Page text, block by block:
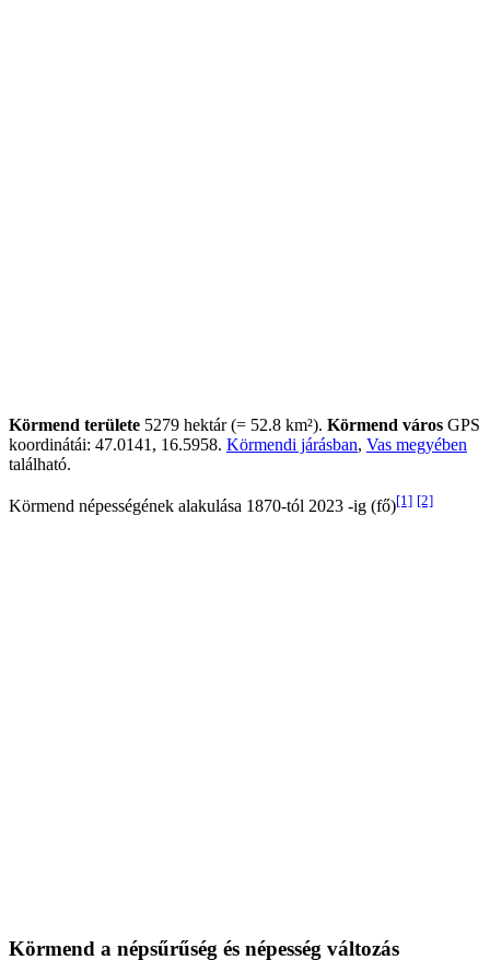
Körmend területe 5279 hektár (= 52.8 km²). Körmend város GPS
koordinátái: 47.0141, 16.5958. Körmendi járásban, Vas megyében
található.
Körmend népességének alakulása 1870-tól 2023 -ig (fő)[1] [2]
Körmend a népsűrűség és népesség változás